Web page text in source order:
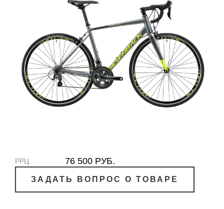
РРЦ 76 500 РУБ.
ЗАДАТЬ ВОПРОС О ТОВАРЕ